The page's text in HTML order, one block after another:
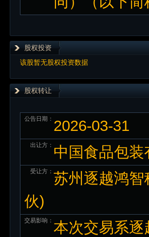
股权投资
该股暂无股权投资数据
股权转让
公告日期： 2026-03-31
出让方： 中国食品包装
受让方： 苏州逐越鸿
伙)
交易影响： 本次交易系